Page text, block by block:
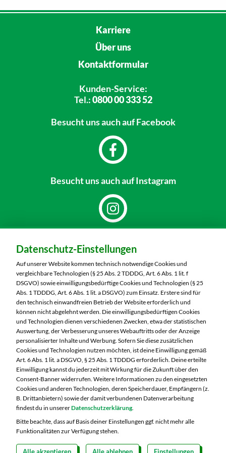
Karriere
Über uns
Kontaktformular
Kunden-Service:
Tel.:0800 00 333 52
Besucht unsauch auf Facebook
Besucht unsauch auf Instagram
MARKTKAUF Nobitz
Altenburger Straße 29
04603 Nobitz
Telefon:03447 51260
Markt ändern
Öffnungszeiten diese Woche:
Mo:
07:00 – 20:00 Uhr
Di:
07:00 – 20:00 Uhr
Mi:
07:00 – 20:00 Uhr
Do:
07:00 – 20:00 Uhr
Fr:
07:00 – 20:00 Uhr
Datenschutz-Einstellungen
Auf unserer Website kommen technisch notwendige Cookies und
vergleichbare Technologien (§ 25 Abs. 2 TDDDG, Art. 6 Abs. 1 lit. f
DSGVO) sowie einwilligungsbedürftige Cookies und Technologien (§ 25
Abs. 1 TDDDG, Art. 6 Abs. 1 lit. a DSGVO) zum Einsatz. Erstere sind für
den technisch einwandfreien Betrieb der Website erforderlich und
können nicht abgelehnt werden. Die einwilligungsbedürftigen Cookies
und Technologien dienen verschiedenen Zwecken, etwa der statistischen
Auswertung, der Verbesserung unseres Webauftritts oder der Anzeige
personalisierter Inhalte und Werbung. Sofern Sie diese zusätzlichen
Cookies und Technologien nutzen möchten, ist deine Einwilligung gemäß
Art. 6 Abs. 1 lit. a DSGVO, § 25 Abs. 1 TDDDG erforderlich. Deine erteilte
Einwilligung kannst du jederzeit mit Wirkung für die Zukunft über den
Consent-Banner widerrufen. Weitere Informationen zu den eingesetzten
Cookies und anderen Technologien, deren Speicherdauer, Empfängern (z.
B. Drittanbietern) sowie der damit verbundenen Datenverarbeitung
findest du in unsererDatenschutzerklärung.
Bitte beachte, dass auf Basis deiner Einstellungen ggf. nicht mehr alle
Funktionalitäten zur Verfügung stehen.